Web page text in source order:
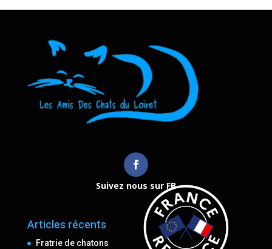
Suivez nous sur FB
Articles récents
Fratrie de chatons